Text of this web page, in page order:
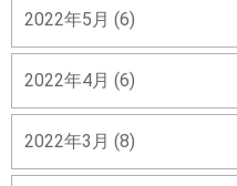
2022年5月 (6)
2022年4月 (6)
2022年3月 (8)